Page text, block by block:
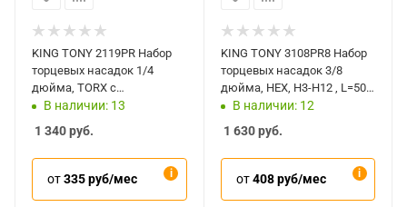
KING TONY 2119PR Набор
торцевых насадок 1/4
дюйма, TORX с
отверстием, Т8-Т40 мм,
В наличии: 13
1 340руб.
от335 руб/мес
KING TONY 3108PR8 Набор
торцевых насадок 3/8
дюйма, HEX, H3-H12 , L=50
мм, 8 предметов
В наличии: 12
1 630руб.
от408 руб/мес